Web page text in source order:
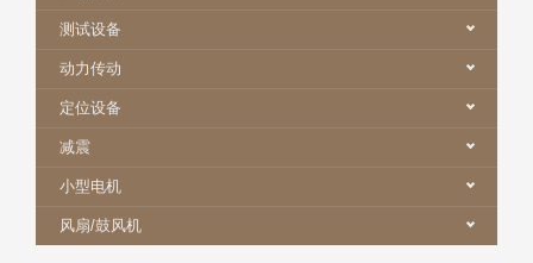
测试设备
动力传动
定位设备
减震
小型电机
风扇/鼓风机